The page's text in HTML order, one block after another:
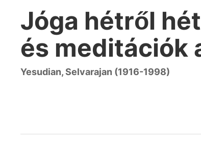
Jóga hétről
és meditációk
Yesudian, Selvarajan (1916-1998)